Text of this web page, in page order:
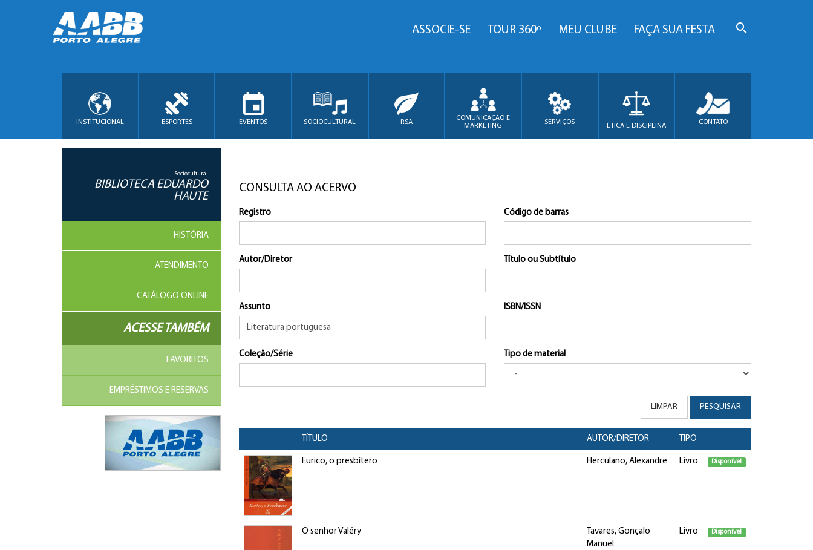
ASSOCIE-SE TOUR 360º MEU CLUBE FAÇA SUA FESTA
INSTITUCIONAL ESPORTES EVENTOS SOCIOCULTURAL RSA
COMUNICAÇÃO E
MARKETING
SERVIÇOS ÉTICA E DISCIPLINA CONTATO
Sociocultural
BIBLIOTECA EDUARDO
HAUTE
HISTÓRIA
ATENDIMENTO
CATÁLOGO ONLINE
ACESSE TAMBÉM
FAVORITOS
EMPRÉSTIMOS E RESERVAS
CONSULTA AO ACERVO
Registro Código de barras
Autor/Diretor Título ou Subtítulo
Assunto ISBN/ISSN
Coleção/Série Tipo de material
LIMPAR PESQUISAR
TÍTULO AUTOR/DIRETOR TIPO
Eurico, o presbítero Herculano, Alexandre Livro Disponível
O senhor Valéry
Tavares, Gonçalo
Manuel
Livro Disponível